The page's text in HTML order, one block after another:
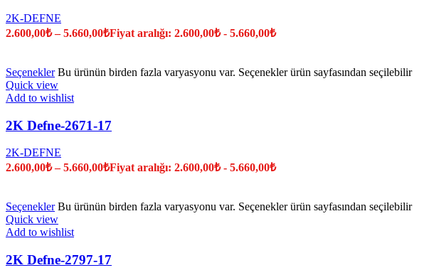
2K-DEFNE
2.600,00₺ –5.660,00₺Fiyat aralığı: 2.600,00₺ - 5.660,00₺
Seçenekler Bu ürünün birden fazla varyasyonu var. Seçenekler ürün sayfasından seçilebilir
Quick view
Add to wishlist
2K Defne-2671-17
2K-DEFNE
2.600,00₺ –5.660,00₺Fiyat aralığı: 2.600,00₺ - 5.660,00₺
Seçenekler Bu ürünün birden fazla varyasyonu var. Seçenekler ürün sayfasından seçilebilir
Quick view
Add to wishlist
2K Defne-2797-17